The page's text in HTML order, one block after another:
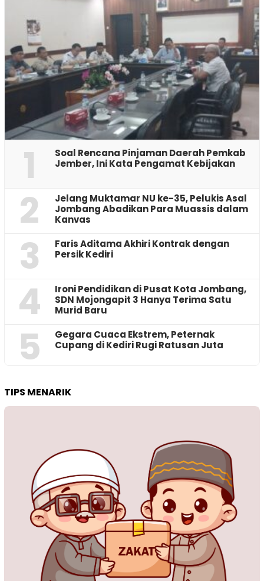
1
‎Soal Rencana Pinjaman Daerah Pemkab
Jember, Ini Kata Pengamat Kebijakan ‎
2
Jelang Muktamar NU ke-35, Pelukis Asal
Jombang Abadikan Para Muassis dalam
Kanvas
3
Faris Aditama Akhiri Kontrak dengan
Persik Kediri
4
Ironi Pendidikan di Pusat Kota Jombang,
SDN Mojongapit 3 Hanya Terima Satu
Murid Baru
5
‎Gegara Cuaca Ekstrem, Peternak
Cupang di Kediri Rugi Ratusan Juta
TIPS MENARIK